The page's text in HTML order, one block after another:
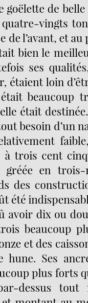
goëlette de
vingts
de l’avant, et
bien le
ses
étaient loin
beaucoup
était
besoin d’un
à trois cent
en trois-
des
été
avoir dix ou
beaucoup
et des
hune. Ses
plus forts
dessus